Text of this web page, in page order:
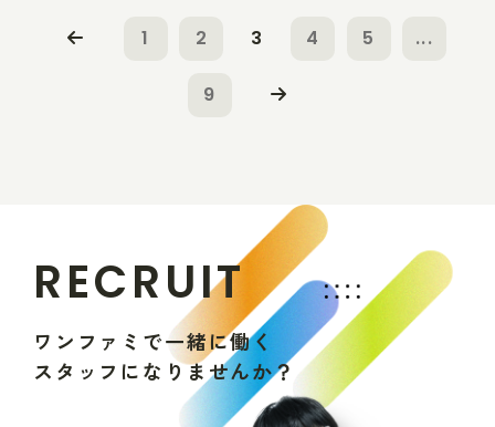
1 2 3 4 5 ...
9
RECRUIT
ワ ン フ ァ ミ で一緒に働く
ス タ ッ フ にな りま せんか？